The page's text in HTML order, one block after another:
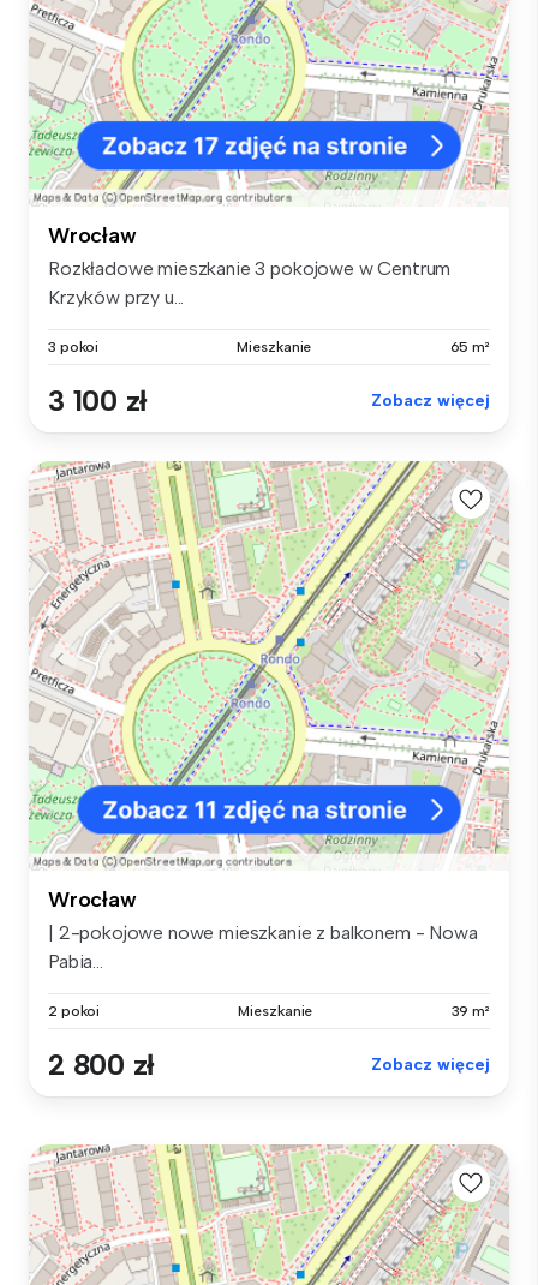
Wrocław
Rozkładowe mieszkanie 3 pokojowe w Centrum
Krzyków przy u...
3 pokoi Mieszkanie 65 m²
3 100 zł Zobacz więcej
Wrocław
| 2-pokojowe nowe mieszkanie z balkonem - Nowa
Pabia...
2 pokoi Mieszkanie 39 m²
2 800 zł Zobacz więcej